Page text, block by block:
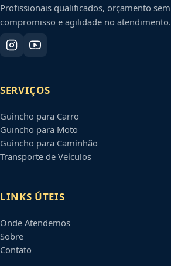
Profissionais qualificados, orçamento sem
compromisso e agilidade no atendimento.
SERVIÇOS
Guincho para Carro
Guincho para Moto
Guincho para Caminhão
Transporte de Veículos
LINKS ÚTEIS
Onde Atendemos
Sobre
Contato